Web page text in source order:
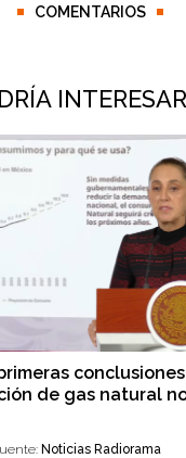
COMENTARIOS
de gas natural
Noticias Radiorama